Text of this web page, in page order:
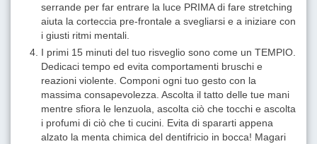
serrande per far entrare la luce PRIMA di fare stretching
aiuta la corteccia pre-frontale a svegliarsi e a iniziare con
i giusti ritmi mentali.
I primi 15 minuti del tuo risveglio sono come un TEMPIO.
Dedicaci tempo ed evita comportamenti bruschi e
reazioni violente. Componi ogni tuo gesto con la
massima consapevolezza. Ascolta il tatto delle tue mani
mentre sfiora le lenzuola, ascolta ciò che tocchi e ascolta
i profumi di ciò che ti cucini. Evita di spararti appena
alzato la menta chimica del dentifricio in bocca! Magari